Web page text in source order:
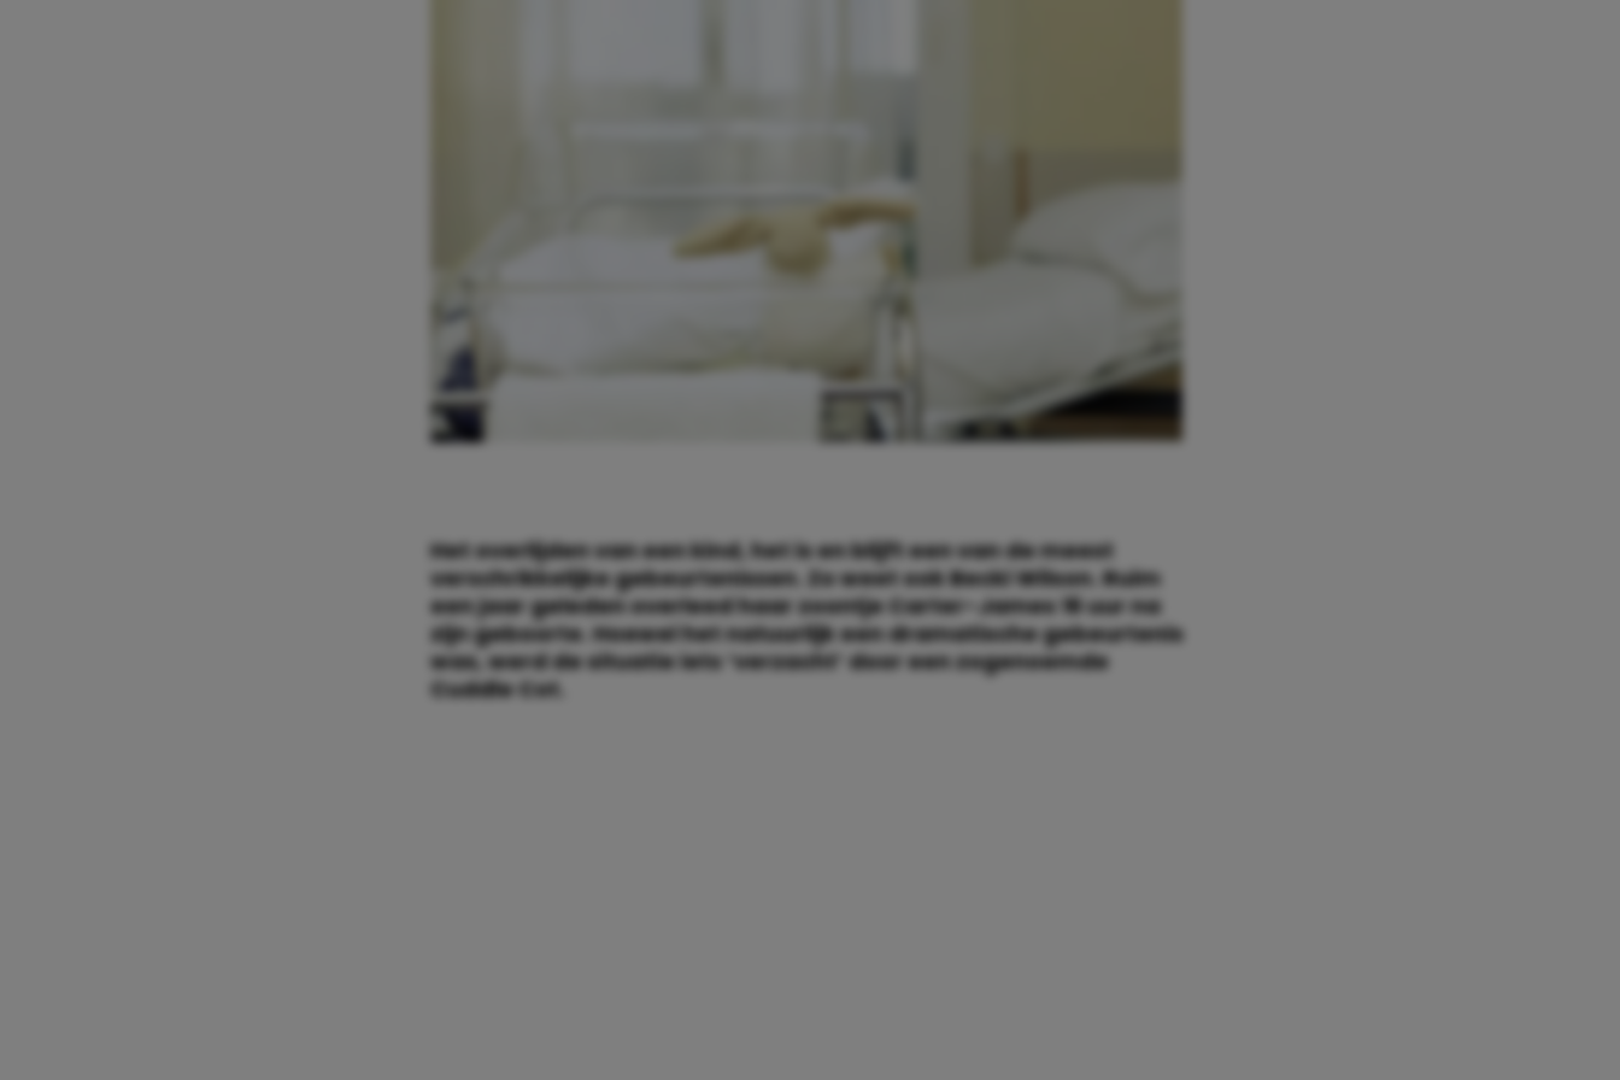
Het overlijden van een kind, het is en blijft een van de meest
verschrikkelijke gebeurtenissen. Zo weet ook Becki Wilson. Ruim
een jaar geleden overleed haar zoontje Carter-James 16 uur na
zijn geboorte. Hoewel het natuurlijk een dramatische gebeurtenis
was, werd de situatie iets ‘verzacht’ door een zogenoemde
Cuddle Cot.